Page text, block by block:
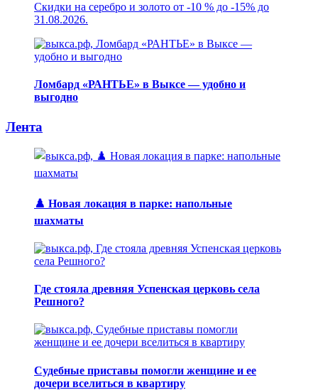
Скидки на серебро и золото от -10 % до -15% до
31.08.2026.
Ломбард «РАНТЬЕ» в Выксе — удобно и
выгодно
Лента
♟️ Новая локация в парке: напольные
шахматы
Где стояла древняя Успенская церковь села
Решного?
Судебные приставы помогли женщине и ее
дочери вселиться в квартиру